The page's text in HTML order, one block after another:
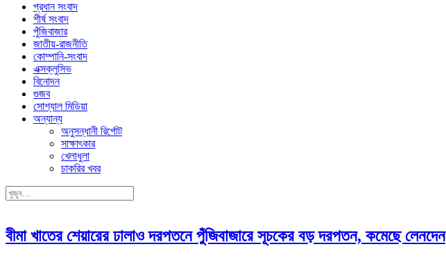
প্রধান সংবাদ
শীর্ষ সংবাদ
পুঁজিবাজার
জাতীয়-রাজনীতি
কোম্পানি-সংবাদ
এক্সক্লুসিভ
বিনোদন
গুজব
সোশ্যাল মিডিয়া
অন্যান্য
অনুসন্ধানী রির্পোট
সাক্ষাৎকার
খেলাধুলা
চাকরির খবর
বীমা খাতের শেয়ারের ঢালাও দরপতনে পুঁজিবাজারে সূচকের বড় দরপতন, কমেছে লেনদেন